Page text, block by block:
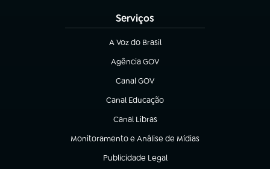
Serviços
A Voz do Brasil
(abre em nova aba)
Agência GOV
(abre em nova aba)
Canal GOV
(abre em nova aba)
Canal Educação
(abre em nova aba)
Canal Libras
(abre em nova aba)
Monitoramento e Análise de Mídias
(abre em nova aba)
Publicidade Legal
(abre em nova aba)